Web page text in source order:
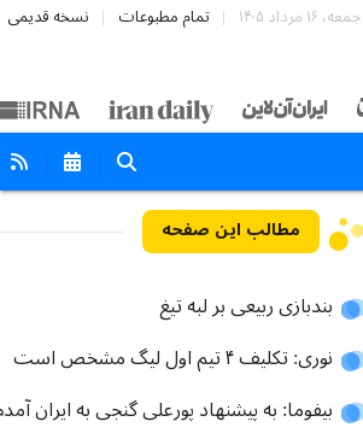
جمعه، ۱۶ مرداد ۱۴۰۵ تمام مطبوعات نسخه قدیمی
مطالب این صفحه
بندبازی ربیعی بر لبه تیغ
نوری: تکلیف ۴ تیم اول لیگ مشخص است
بیفوما: به پیشنهاد پورعلی گنجی به ایران